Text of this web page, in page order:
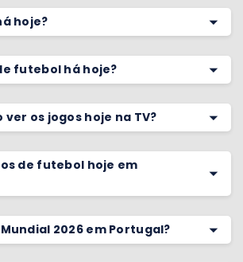
hoje?
futebol há hoje?
ver os jogos hoje na TV?
de futebol hoje em
2026 em Portugal?